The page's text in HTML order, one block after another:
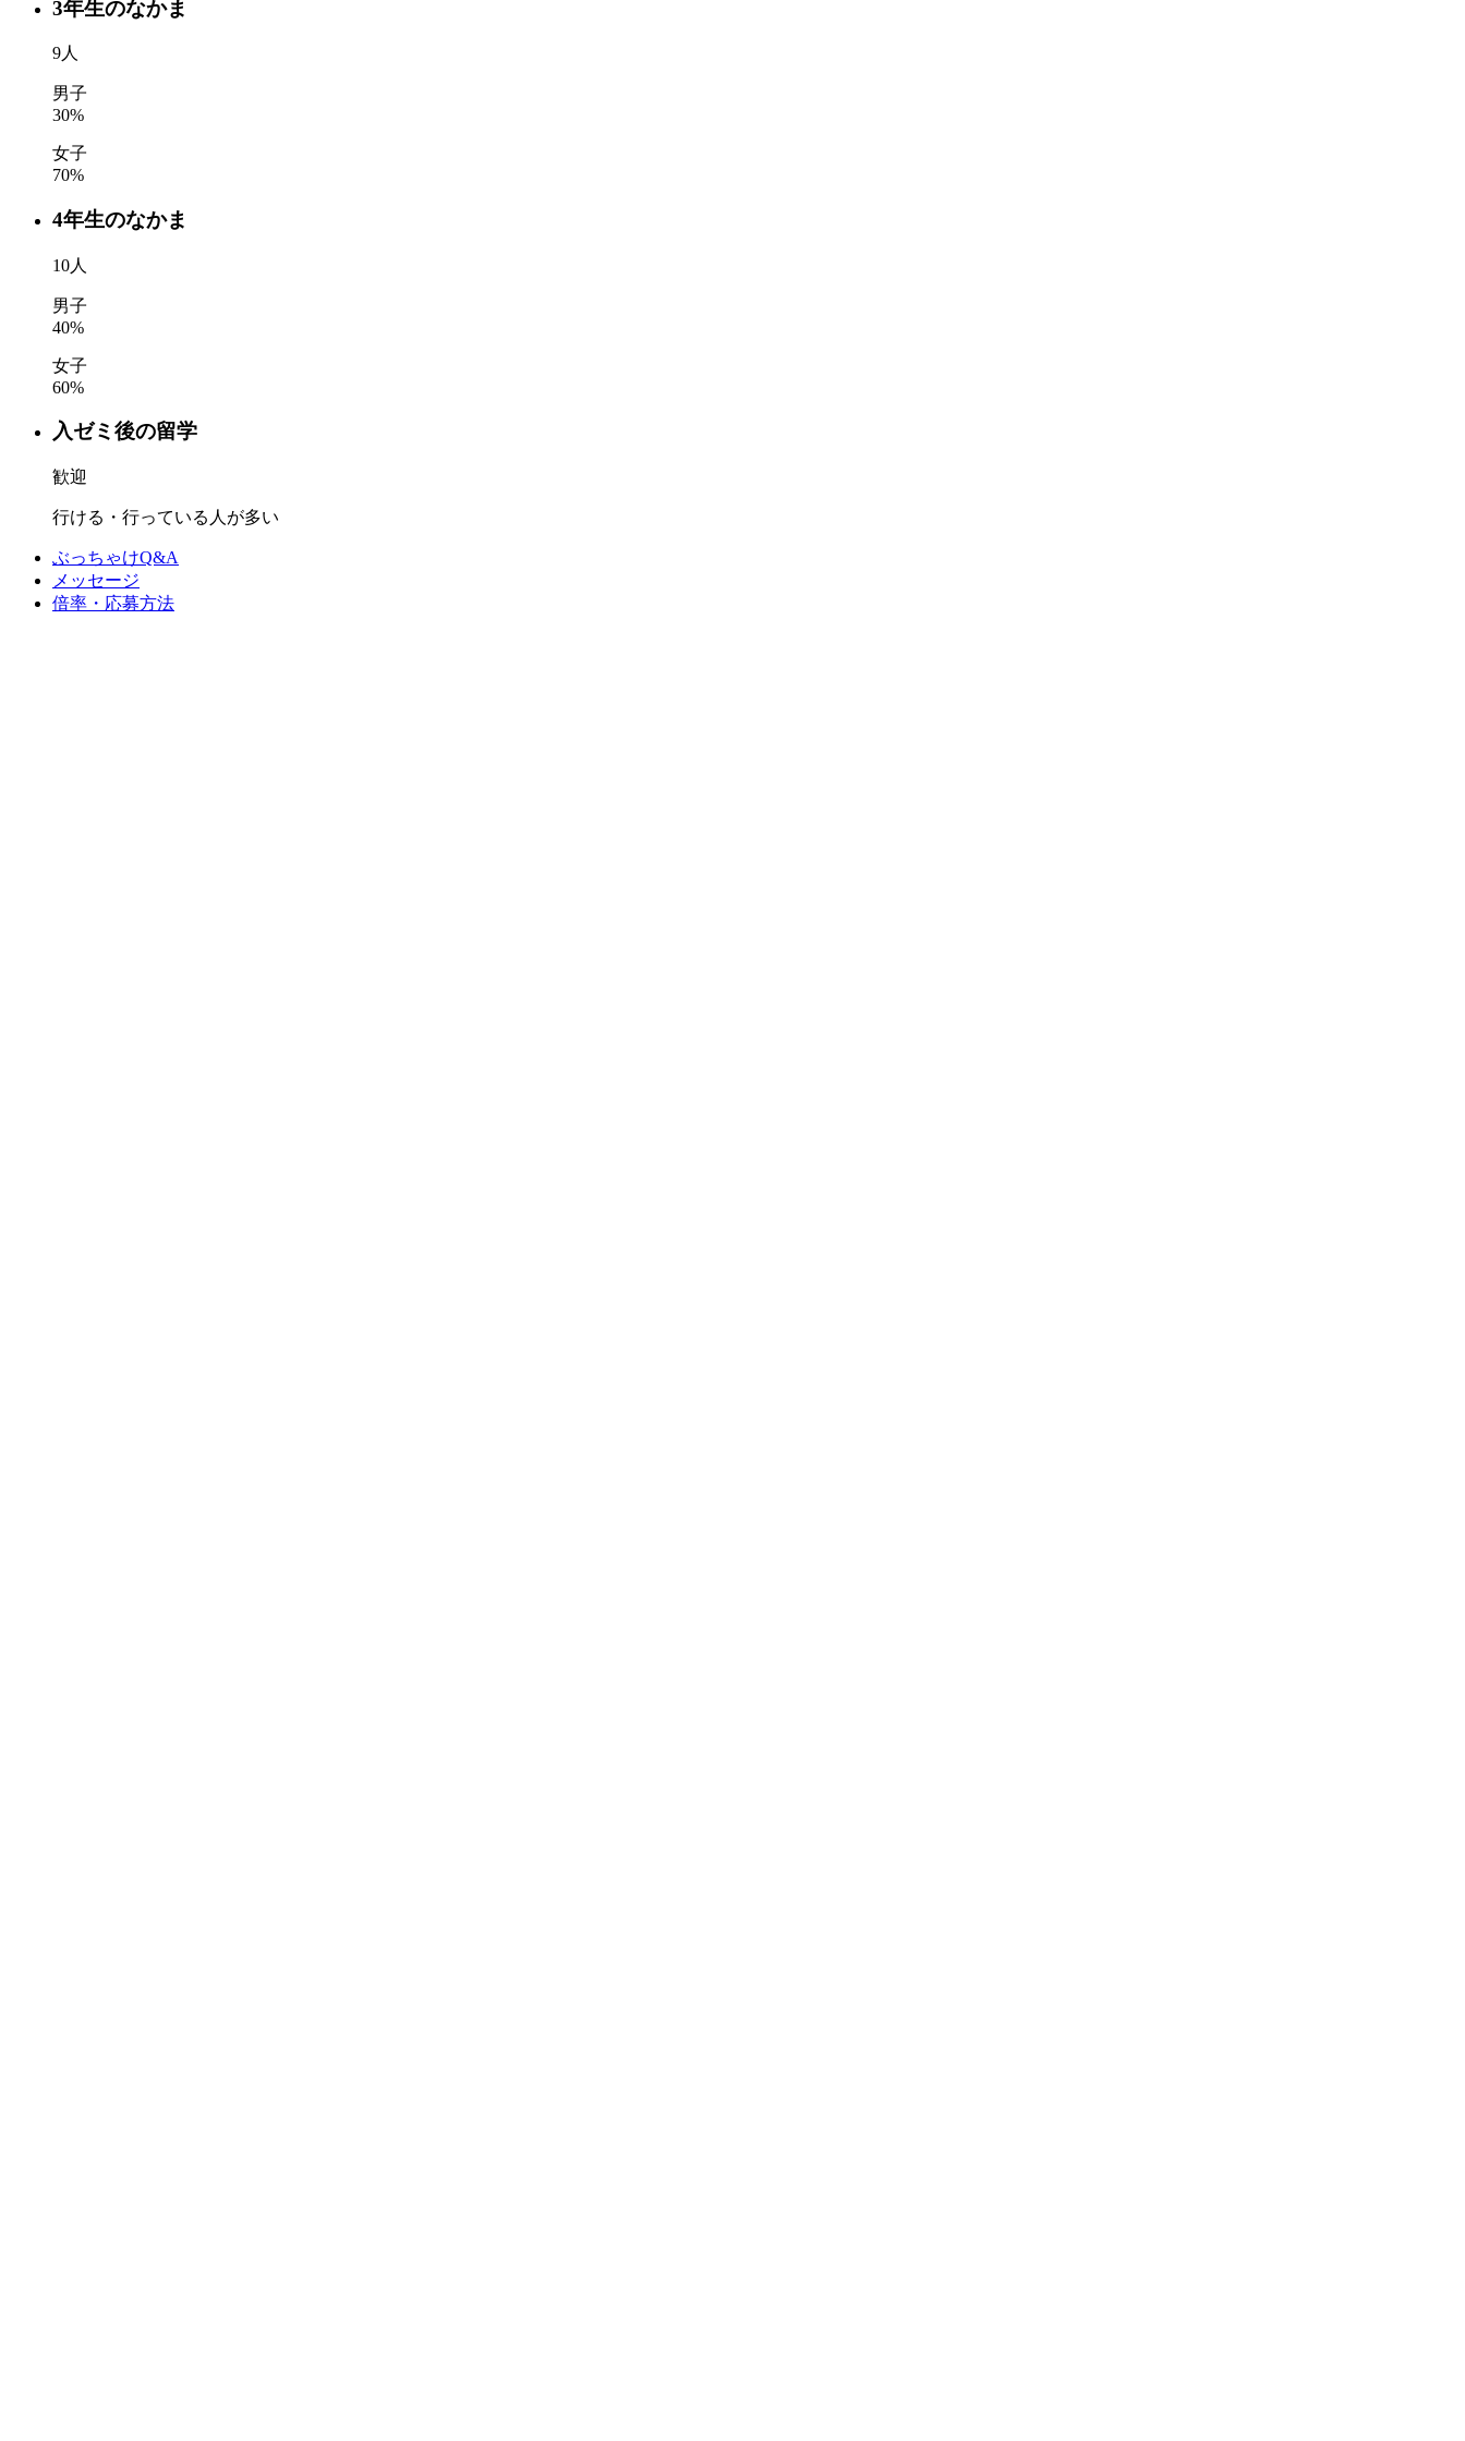
3年生のなかま
9人
男子
30%
女子
70%
4年生のなかま
10人
男子
40%
女子
60%
入ゼミ後の留学
歓迎
行ける・行っている人が多い
ぶっちゃけQ&A
メッセージ
倍率・応募方法